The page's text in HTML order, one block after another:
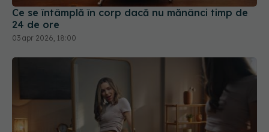
Ce se întâmplă în corp dacă nu mănânci timp de
24 de ore
03 apr 2026, 18:00